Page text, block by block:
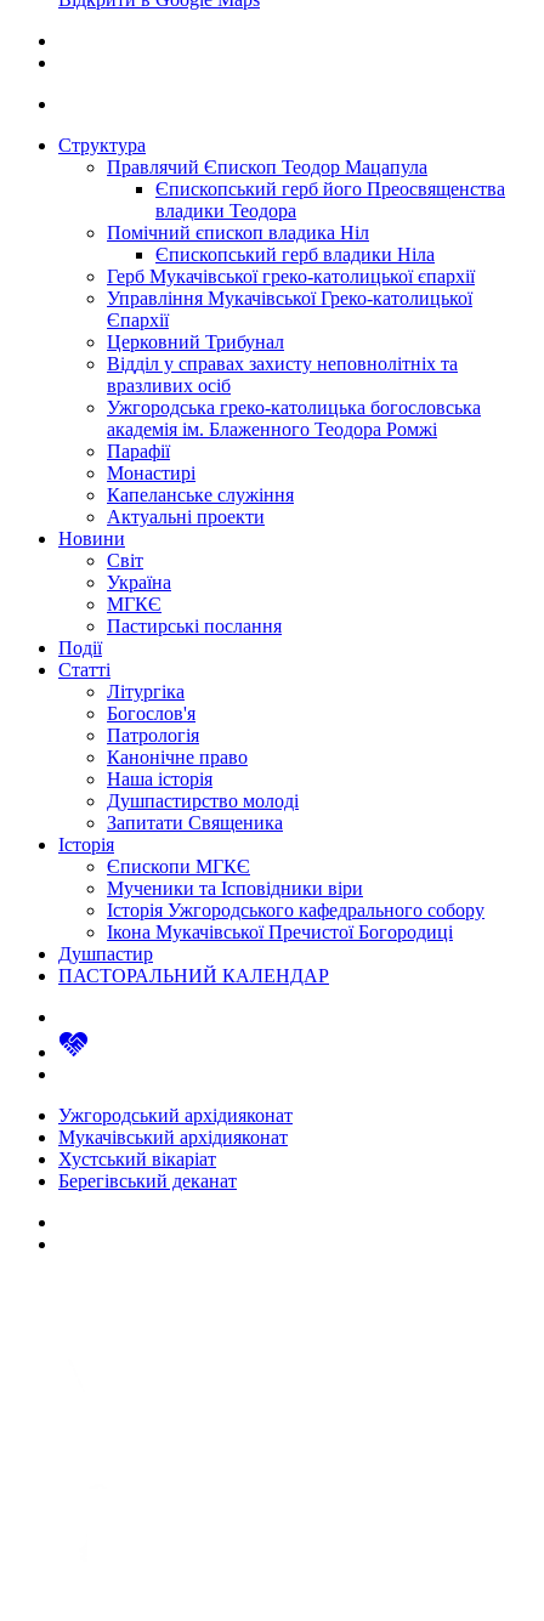
Структура
Правлячий Єпископ Теодор Мацапула
Єпископський герб його Преосвященства
владики Теодора
Помічний єпископ владика Ніл
Єпископський герб владики Ніла
Герб Мукачівської греко-католицької єпархії
Управління Мукачівської Греко-католицької
Єпархії
Церковний Трибунал
Відділ у справах захисту неповнолітніх та
вразливих осіб
Ужгородська греко-католицька богословська
академія ім. Блаженного Теодора Ромжі
Парафії
Монастирі
Капеланське служіння
Актуальні проекти
Новини
Світ
Україна
МГКЄ
Пастирські послання
Події
Статті
Літургіка
Богослов'я
Патрологія
Канонічне право
Наша історія
Душпастирство молоді
Запитати Священика
Історія
Єпископи МГКЄ
Мученики та Ісповідники віри
Історія Ужгородського кафедрального собору
Ікона Мукачівської Пречистої Богородиці
Душпастир
ПАСТОРАЛЬНИЙ КАЛЕНДАР
Ужгородський архідияконат
Мукачівський архідияконат
Хустський вікаріат
Берегівський деканат